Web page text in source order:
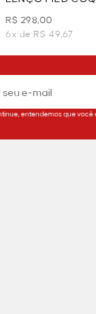
R$ 298,00
6x de R$ 49,67
entendemos que